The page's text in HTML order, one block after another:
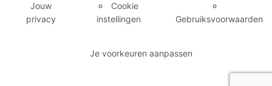
Jouw
privacy
Cookie
instellingen
Gebruiksvoorwaarden
Je voorkeuren aanpassen